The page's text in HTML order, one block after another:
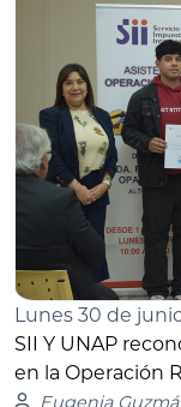
Lunes 30 de
SII Y UNAP
en la Operación
Eugenia